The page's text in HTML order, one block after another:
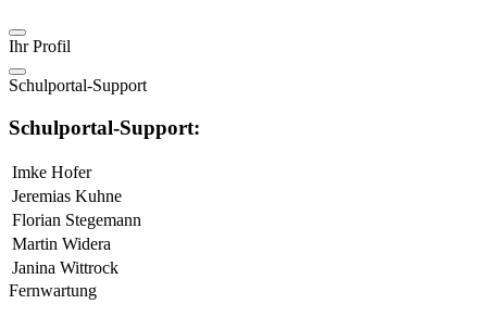
Ihr Profil
Schulportal-Support
Schulportal-Support:
Imke Hofer
Jeremias Kuhne
Florian Stegemann
Martin Widera
Janina Wittrock
Fernwartung